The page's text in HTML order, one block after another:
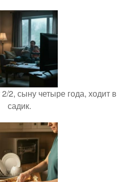
2, сыну четыре года, ходит в
садик.